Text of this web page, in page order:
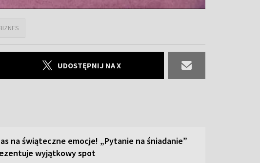
UDOSTĘPNIJ NA X
na świąteczne emocje! „Pytanie na śniadanie”
wyjątkowy spot